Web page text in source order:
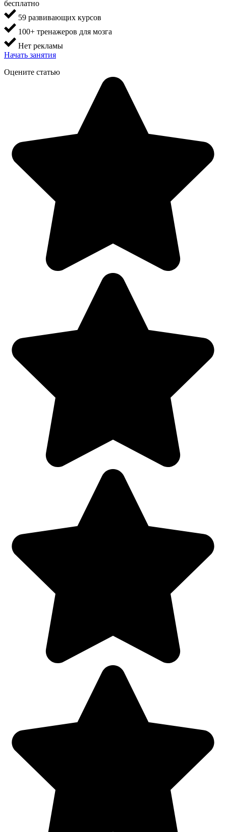
бесплатно
59 развивающих курсов
100+ тренажеров для мозга
Нет рекламы
Начать занятия
Оцените статью